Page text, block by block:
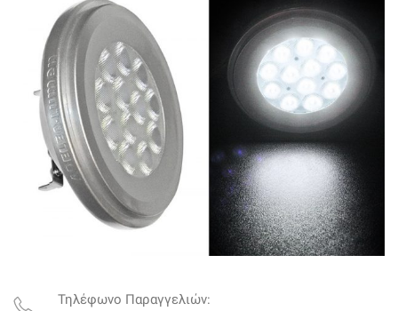
Τηλέφωνο Παραγγελιών: